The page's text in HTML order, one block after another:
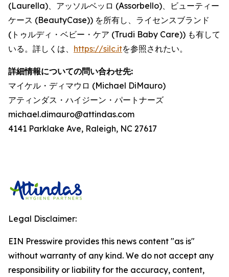
(Laurella)、アッソルベッロ (Assorbello)、ビューティー
ケース (BeautyCase)) を所有し、ライセンスブランド
(トゥルディ・ベビー・ケア (Trudi Baby Care)) も有して
いる。詳しくは、 https://silc.itを参照されたい。
詳細情報についての問い合わせ先:
マイケル・ディマウロ (Michael DiMauro)
アティンダス・ハイジーン・パートナーズ
michael.dimauro@attindas.com
4141 Parklake Ave, Raleigh, NC 27617
Legal Disclaimer:
EIN Presswire provides this news content "as is"
without warranty of any kind. We do not accept any
responsibility or liability for the accuracy, content,